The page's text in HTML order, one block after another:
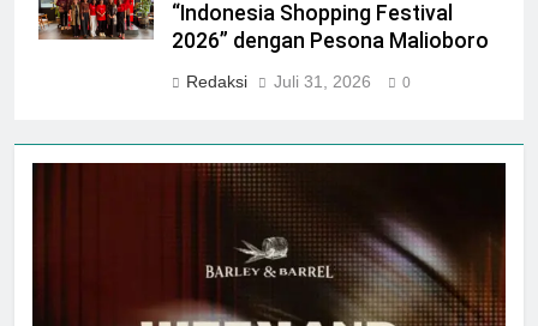
“Indonesia Shopping Festival
2026” dengan Pesona Malioboro
Redaksi Juli 31, 2026 0